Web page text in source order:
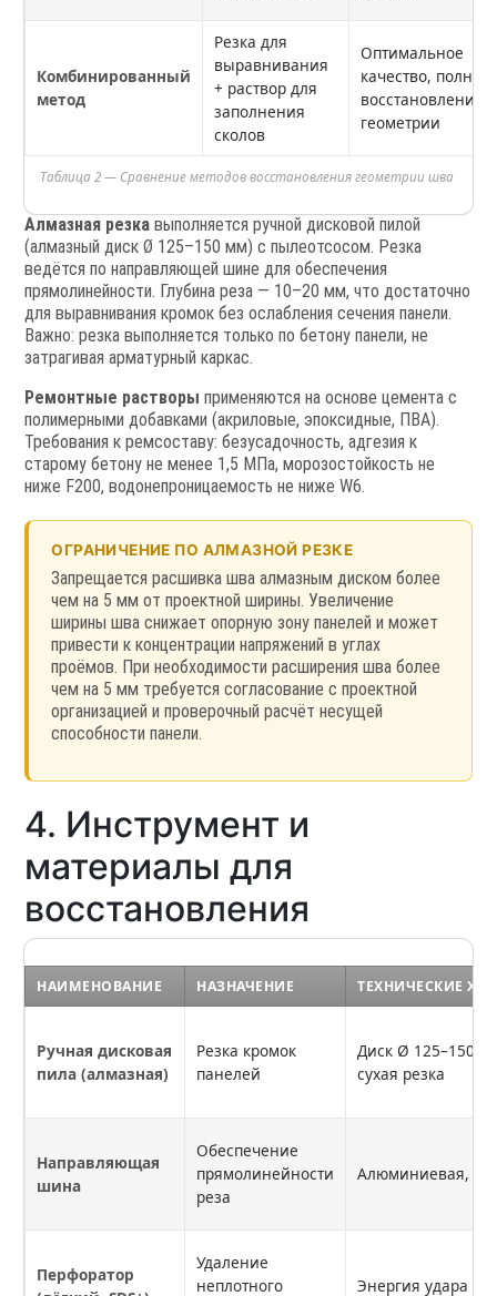
Таблица 2 — Сравнение методов восстановления геометрии шва
Комбинированный
метод
Резка для
выравнивания
+ раствор для
заполнения
сколов
Оптимальное
качество, полное
восстановление
геометрии
Алмазная резка выполняется ручной дисковой пилой
(алмазный диск Ø 125–150 мм) с пылеотсосом. Резка
ведётся по направляющей шине для обеспечения
прямолинейности. Глубина реза — 10–20 мм, что достаточно
для выравнивания кромок без ослабления сечения панели.
Важно: резка выполняется только по бетону панели, не
затрагивая арматурный каркас.
Ремонтные растворы применяются на основе цемента с
полимерными добавками (акриловые, эпоксидные, ПВА).
Требования к ремсоставу: безусадочность, адгезия к
старому бетону не менее 1,5 МПа, морозостойкость не
ниже F200, водонепроницаемость не ниже W6.
ОГРАНИЧЕНИЕ ПО АЛМАЗНОЙ РЕЗКЕ
Запрещается расшивка шва алмазным диском более
чем на 5 мм от проектной ширины. Увеличение
ширины шва снижает опорную зону панелей и может
привести к концентрации напряжений в углах
проёмов. При необходимости расширения шва более
чем на 5 мм требуется согласование с проектной
организацией и проверочный расчёт несущей
способности панели.
4. Инструмент и
материалы для
восстановления
НАИМЕНОВАНИЕ НАЗНАЧЕНИЕ ТЕХНИЧЕСКИЕ
Ручная дисковая
пила (алмазная)
Резка кромок
панелей
Диск Ø 125–150
сухая резка
Направляющая
шина
Обеспечение
прямолинейности
реза
Алюминиевая,
Перфоратор
Удаление
неплотного
Энергия удара